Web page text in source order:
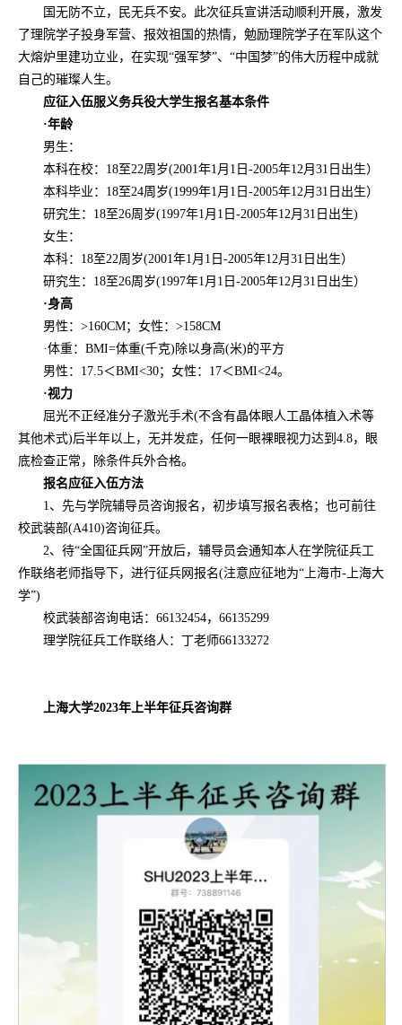
国无防不立，民无兵不安。此次征兵宣讲活动顺利开展，激发
了理院学子投身军营、报效祖国的热情，勉励理院学子在军队这个
大熔炉里建功立业，在实现“强军梦”、“中国梦”的伟大历程中成就
自己的璀璨人生。
应征入伍服义务兵役大学生报名基本条件
·年龄
男生：
本科在校：18至22周岁(2001年1月1日-2005年12月31日出生）
本科毕业：18至24周岁(1999年1月1日-2005年12月31日出生）
研究生：18至26周岁(1997年1月1日-2005年12月31日出生)
女生：
本科：18至22周岁(2001年1月1日-2005年12月31日出生）
研究生：18至26周岁(1997年1月1日-2005年12月31日出生）
·身高
男性：>160CM；女性：>158CM
·体重：BMI=体重(千克)除以身高(米)的平方
男性：17.5＜BMI<30；女性：17＜BMI<24。
·视力
屈光不正经准分子激光手术(不含有晶体眼人工晶体植入术等
其他术式)后半年以上，无并发症，任何一眼裸眼视力达到4.8，眼
底检查正常，除条件兵外合格。
报名应征入伍方法
1、先与学院辅导员咨询报名，初步填写报名表格；也可前往
校武装部(A410)咨询征兵。
2、待“全国征兵网”开放后，辅导员会通知本人在学院征兵工
作联络老师指导下，进行征兵网报名(注意应征地为“上海市-上海大
学”)
校武装部咨询电话：66132454，66135299
理学院征兵工作联络人：丁老师66133272
上海大学2023年上半年征兵咨询群